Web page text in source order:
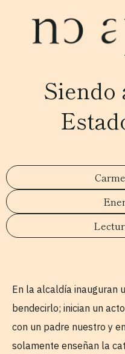
Siendo
En la alcaldía inauguran
bendecirlo; inician un
con un padre nuestro y
solamente enseñan la